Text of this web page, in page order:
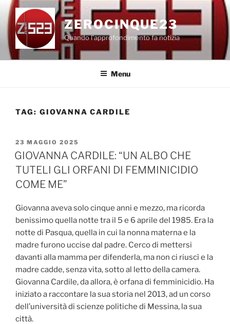
Salta
contenuto
ZEROCINQUE23
Quando l'approfondimento fa notizia
Menu
TAG: GIOVANNA CARDILE
PUBBLICATO
IL
23 MAGGIO 2025
GIOVANNA CARDILE: “UN ALBO CHE
TUTELI GLI ORFANI DI FEMMINICIDIO
COME ME”
Giovanna aveva solo cinque anni e mezzo, ma ricorda
benissimo quella notte tra il 5 e 6 aprile del 1985. Era la
notte di Pasqua, quella in cui la nonna materna e la
madre furono uccise dal padre. Cerco di mettersi
davanti alla mamma per difenderla, ma non ci riuscì e la
madre cadde, senza vita, sotto al letto della camera.
Giovanna Cardile, da allora, è orfana di femminicidio. Ha
iniziato a raccontare la sua storia nel 2013, ad un corso
dell’università di scienze politiche di Messina, la sua
città.